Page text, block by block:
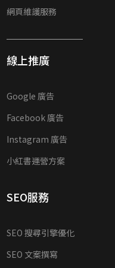
網頁維護服務
線上推廣
Google 廣告
Facebook 廣告
Instagram 廣告
小紅書運營方案
SEO服務
SEO 搜尋引擎優化
SEO 文案撰寫